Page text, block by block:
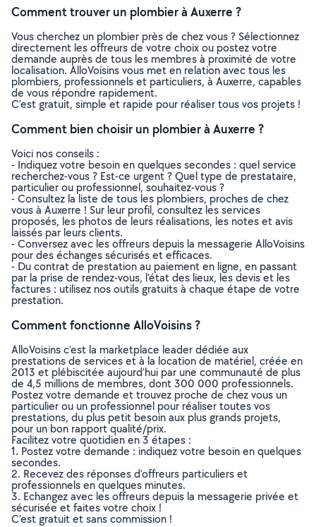
Comment trouver un plombier à Auxerre ?
Vous cherchez un plombier près de chez vous ? Sélectionnez
directement les offreurs de votre choix ou postez votre
demande auprès de tous les membres à proximité de votre
localisation. AlloVoisins vous met en relation avec tous les
plombiers, professionnels et particuliers, à Auxerre, capables
de vous répondre rapidement.
C’est gratuit, simple et rapide pour réaliser tous vos projets !
Comment bien choisir un plombier à Auxerre ?
Voici nos conseils :
- Indiquez votre besoin en quelques secondes : quel service
recherchez-vous ? Est-ce urgent ? Quel type de prestataire,
particulier ou professionnel, souhaitez-vous ?
- Consultez la liste de tous les plombiers, proches de chez
vous à Auxerre ! Sur leur profil, consultez les services
proposés, les photos de leurs réalisations, les notes et avis
laissés par leurs clients.
- Conversez avec les offreurs depuis la messagerie AlloVoisins
pour des échanges sécurisés et efficaces.
- Du contrat de prestation au paiement en ligne, en passant
par la prise de rendez-vous, l’état des lieux, les devis et les
factures : utilisez nos outils gratuits à chaque étape de votre
prestation.
Comment fonctionne AlloVoisins ?
AlloVoisins c’est la marketplace leader dédiée aux
prestations de services et à la location de matériel, créée en
2013 et plébiscitée aujourd’hui par une communauté de plus
de 4,5 millions de membres, dont 300 000 professionnels.
Postez votre demande et trouvez proche de chez vous un
particulier ou un professionnel pour réaliser toutes vos
prestations, du plus petit besoin aux plus grands projets,
pour un bon rapport qualité/prix.
Facilitez votre quotidien en 3 étapes :
1. Postez votre demande : indiquez votre besoin en quelques
secondes.
2. Recevez des réponses d’offreurs particuliers et
professionnels en quelques minutes.
3. Echangez avec les offreurs depuis la messagerie privée et
sécurisée et faites votre choix !
C’est gratuit et sans commission !